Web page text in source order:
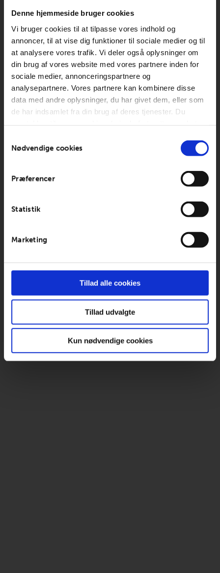
Denne hjemmeside bruger cookies
Vi bruger cookies til at tilpasse vores indhold og
annoncer, til at vise dig funktioner til sociale medier og til
at analysere vores trafik. Vi deler også oplysninger om
din brug af vores website med vores partnere inden for
sociale medier, annonceringspartnere og
analysepartnere. Vores partnere kan kombinere disse
data med andre oplysninger, du har givet dem, eller som
de har indsamlet fra din brug af deres tjenester. Du
Nødvendige cookies
Præferencer
Statistik
Marketing
Tillad alle cookies
Tillad udvalgte
Kun nødvendige cookies